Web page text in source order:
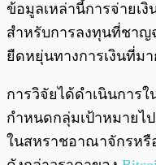
ข้อมูลเหล่านี้การจ่ายเงิ
สำหรับการลงทุนที่ชา
ยืดหยุ่นทางการเงินที่ม
การวิจัยได้ดำเนินการ
กำหนดกลุ่มเป้าหมายไ
ในสหราชอาณาจักรหรื